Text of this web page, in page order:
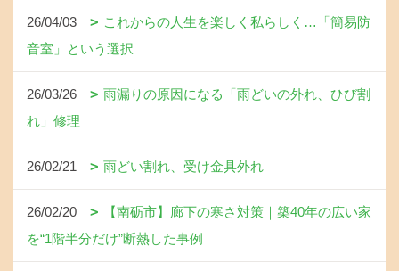
26/04/03
これからの人生を楽しく私らしく…「簡易防
音室」という選択
26/03/26
雨漏りの原因になる「雨どいの外れ、ひび割
れ」修理
26/02/21 雨どい割れ、受け金具外れ
26/02/20
【南砺市】廊下の寒さ対策｜築40年の広い家
を“1階半分だけ”断熱した事例